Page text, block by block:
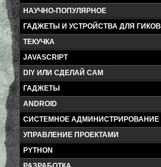
НАУЧНО-ПОПУЛЯРНОЕ
ГАДЖЕТЫ И УСТРОЙСТВА ДЛЯ ГИКОВ
ТЕКУЧКА
JAVASCRIPT
DIY ИЛИ СДЕЛАЙ САМ
ГАДЖЕТЫ
ANDROID
СИСТЕМНОЕ АДМИНИСТРИРОВАНИЕ
УПРАВЛЕНИЕ ПРОЕКТАМИ
PYTHON